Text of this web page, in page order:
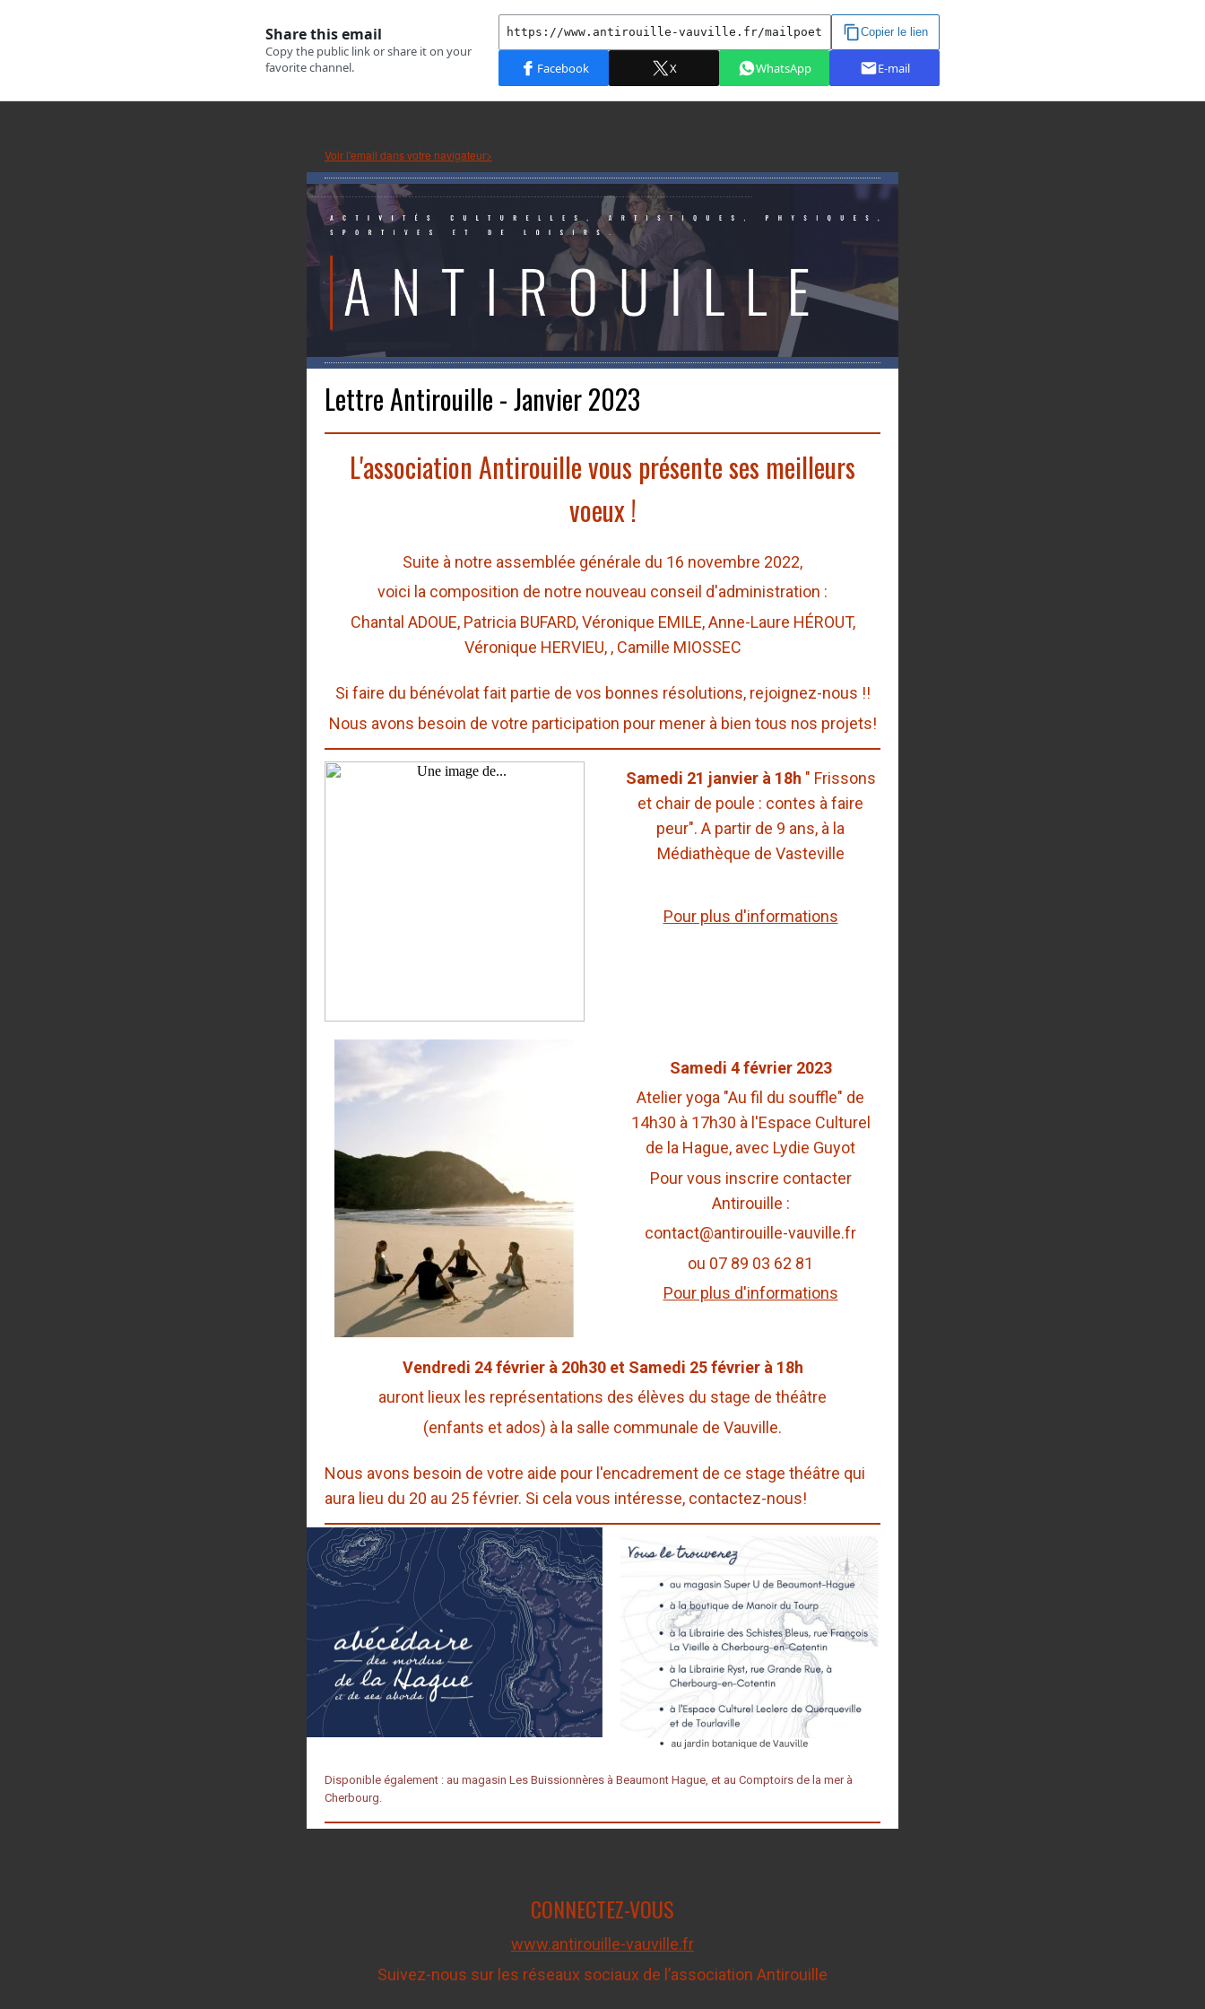
Voir l'email dans votre navigateur>
Lettre Antirouille - Janvier 2023
L'association Antirouille vous présente ses meilleurs
voeux !
Suite à notre assemblée générale du 16 novembre 2022,
voici la composition de notre nouveau conseil d'administration :
Chantal ADOUE, Patricia BUFARD, Véronique EMILE, Anne-Laure HÉROUT,
Véronique HERVIEU, , Camille MIOSSEC
Si faire du bénévolat fait partie de vos bonnes résolutions, rejoignez-nous !!
Nous avons besoin de votre participation pour mener à bien tous nos projets!
Samedi 21 janvier à 18h " Frissons
et chair de poule : contes à faire
peur". A partir de 9 ans, à la
Médiathèque de Vasteville
Pour plus d'informations
Samedi 4 février 2023
Atelier yoga "Au fil du souffle" de
14h30 à 17h30 à l'Espace Culturel
de la Hague, avec Lydie Guyot
Pour vous inscrire contacter
Antirouille :
contact@antirouille-vauville.fr
ou 07 89 03 62 81
Pour plus d'informations
Vendredi 24 février à 20h30 et Samedi 25 février à 18h
auront lieux les représentations des élèves du stage de théâtre
(enfants et ados) à la salle communale de Vauville.
Nous avons besoin de votre aide pour l'encadrement de ce stage théâtre qui
aura lieu du 20 au 25 février. Si cela vous intéresse, contactez-nous!
Disponible également : au magasin Les Buissionnères à Beaumont Hague, et au Comptoirs de la mer à
Cherbourg.
CONNECTEZ-VOUS
www.antirouille-vauville.fr
Suivez-nous sur les réseaux sociaux de l’association Antirouille